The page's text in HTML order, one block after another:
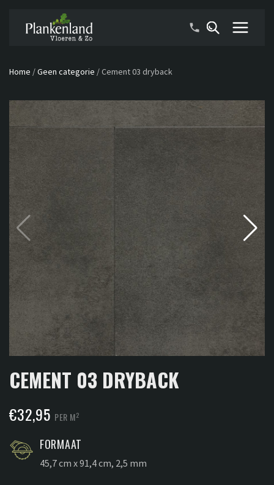
Home /Geen categorie /Cement 03 dryback
CEMENT 03 DRYBACK
€32,95 PER M2
FORMAAT
45,7 cm x 91,4 cm, 2,5 mm